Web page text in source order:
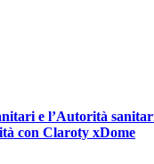
e l’Autorità
con Claroty xDome